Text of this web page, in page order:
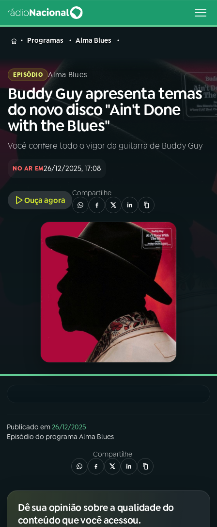
MENU
Buscar
na
Rádio
Nacional
Buscar
AO VIVO
02A RÁDIO
PROGRAMAÇÃO
PROGRAMAS
PODCASTS
ACOMPANHE A RÁDIO NACIONAL
Facebook
Programas Alma Blues
EPISÓDIO Alma Blues
Buddy Guy apresenta temas
do novo disco "Ain't Done
with the Blues"
Você confere todo o vigor da guitarra de Buddy Guy
NO AR EM26/12/2025, 17:08
Ouça agora
Compartilhe
Publicado em26/12/2025
Episódio do programa Alma Blues
Compartilhe
Dê sua opinião sobre a qualidade do
conteúdo que você acessou.